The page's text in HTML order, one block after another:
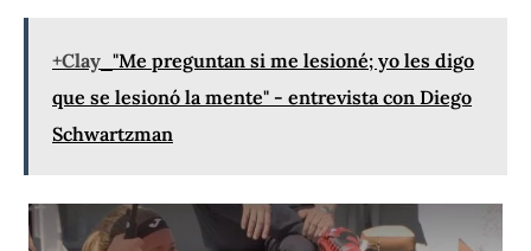
+Clay "Me preguntan si me lesioné; yo les digo
que se lesionó la mente" - entrevista con Diego
Schwartzman